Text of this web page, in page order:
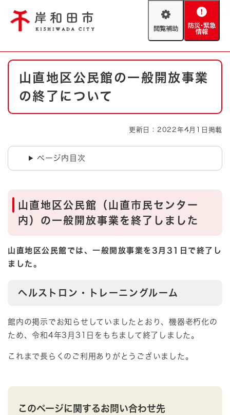
閲
助
防
緊
情
やさしい日本語
防災・緊急情報 救急・消防
ハザードマップ
本
山直地区公民館の一般開放事業
の終了について
更新日：2022年4月1日掲載
ページ内目次
山直地区公民館（山直市民センター
内）の一般開放事業を終了しました
山直地区公民館では、一般開放事業を3月31日で終了し
ました。
ヘルストロン・トレーニングルーム
館内の掲示でお知らせしていましたとおり、機器老朽化の
ため、令和4年3月31日をもちまして終了しました。
これまで長らくのご利用ありがとうございました。
このページに関するお問い合わせ先